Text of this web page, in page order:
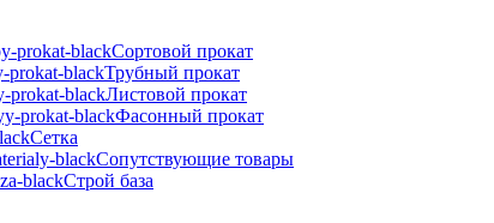
Сортовой прокат
Трубный прокат
Листовой прокат
Фасонный прокат
Сетка
Сопутствующие товары
Строй база